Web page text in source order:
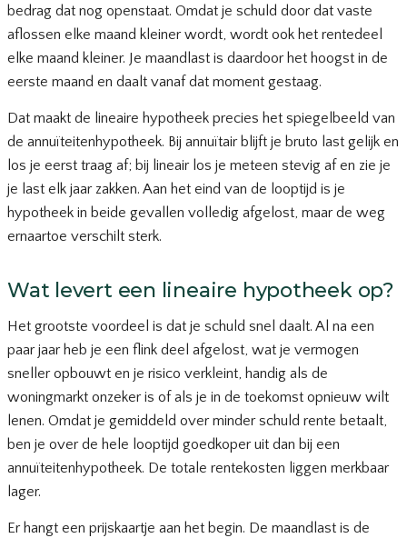
bedrag dat nog openstaat. Omdat je schuld door dat vaste
aflossen elke maand kleiner wordt, wordt ook het rentedeel
elke maand kleiner. Je maandlast is daardoor het hoogst in de
eerste maand en daalt vanaf dat moment gestaag.
Dat maakt de lineaire hypotheek precies het spiegelbeeld van
de annuïteitenhypotheek. Bij annuïtair blijft je bruto last gelijk en
los je eerst traag af; bij lineair los je meteen stevig af en zie je
je last elk jaar zakken. Aan het eind van de looptijd is je
hypotheek in beide gevallen volledig afgelost, maar de weg
ernaartoe verschilt sterk.
Wat levert een lineaire hypotheek op?
Het grootste voordeel is dat je schuld snel daalt. Al na een
paar jaar heb je een flink deel afgelost, wat je vermogen
sneller opbouwt en je risico verkleint, handig als de
woningmarkt onzeker is of als je in de toekomst opnieuw wilt
lenen. Omdat je gemiddeld over minder schuld rente betaalt,
ben je over de hele looptijd goedkoper uit dan bij een
annuïteitenhypotheek. De totale rentekosten liggen merkbaar
lager.
Er hangt een prijskaartje aan het begin. De maandlast is de